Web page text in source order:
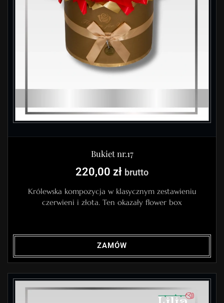
Bukiet nr.17
220,00 zł brutto
Królewska kompozycja w klasycznym zestawieniu
czerwieni i złota. Ten okazały flower box
ZAMÓW